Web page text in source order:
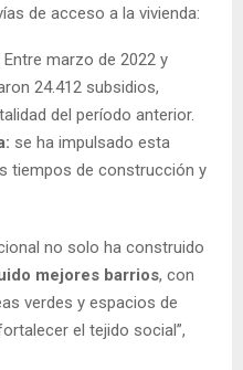
de acceso a la vivienda:
Entre marzo de 2022 y
24.412 subsidios,
del período anterior.
se ha impulsado esta
tiempos de construcción y
no solo ha construido
mejores barrios, con
verdes y espacios de
el tejido social”,